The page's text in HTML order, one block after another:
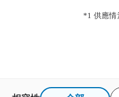
*1 供應情